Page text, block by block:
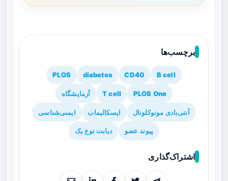
برچسب‌ها
B cell
CD40
diabetes
PLOS
PLOS One
T cell آزمایشگاه
آنتی‌بادی مونوکلونال ایسکالیماب ایمنی‌شناسی
پیوند عضو دیابت نوع یک
اشتراک‌گذاری